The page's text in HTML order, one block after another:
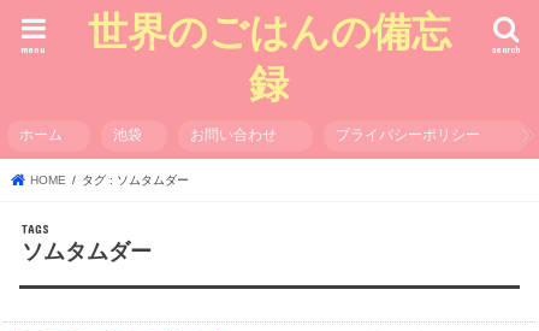
世界のごはんの備忘
録
search
menu
ホーム 池袋 お問い合わせ プライバシーポリシー
HOME タグ : ソムタムダー
ソムタムダー